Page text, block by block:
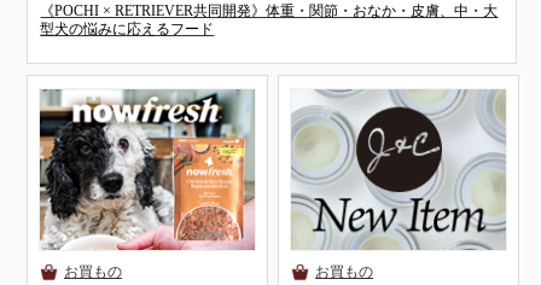
《POCHI × RETRIEVER共同開発》体重・関節・おなか・皮膚、中・大
型犬の悩みに応えるフード